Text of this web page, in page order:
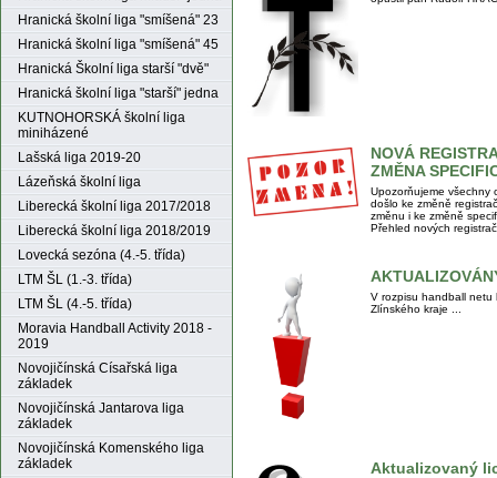
Hranická školní liga "smíšená" 23
Hranická školní liga "smíšená" 45
Hranická Školní liga starší "dvě"
Hranická školní liga "starší" jedna
KUTNOHORSKÁ školní liga
miniházené
Lašská liga 2019-20
Lázeňská školní liga
Liberecká školní liga 2017/2018
Liberecká školní liga 2018/2019
Lovecká sezóna (4.-5. třída)
LTM ŠL (1.-3. třída)
LTM ŠL (4.-5. třída)
Moravia Handball Activity 2018 -
2019
Novojičínská Císařská liga
základek
Novojičínská Jantarova liga
základek
Novojičínská Komenského liga
základek
NOVÁ
ZMĚNA
Upozorňujeme všechny
došlo ke změně
změnu i ke změně
Přehled nových
V rozpisu handball netu
Zlínského kraje ...
Aktualizovaný